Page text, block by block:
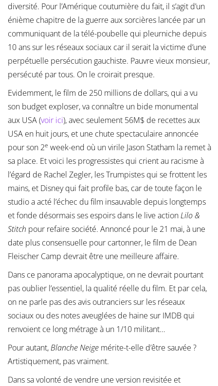
diversité. Pour l’Amérique coutumière du fait, il s’agit d’un
énième chapitre de la guerre aux sorcières lancée par un
communiquant de la télé-poubelle qui pleurniche depuis
10 ans sur les réseaux sociaux car il serait la victime d’une
perpétuelle persécution gauchiste. Pauvre vieux monsieur,
persécuté par tous. On le croirait presque.
Evidemment, le film de 250 millions de dollars, qui a vu
son budget exploser, va connaître un bide monumental
aux USA (voir ici), avec seulement 56M$ de recettes aux
USA en huit jours, et une chute spectaculaire annoncée
pour son 2e week-end où un virile Jason Statham la remet à
sa place. Et voici les progressistes qui crient au racisme à
l’égard de Rachel Zegler, les Trumpistes qui se frottent les
mains, et Disney qui fait profile bas, car de toute façon le
studio a acté l’échec du film insauvable depuis longtemps
et fonde désormais ses espoirs dans le live actionLilo &
Stitch pour refaire société. Annoncé pour le 21 mai, à une
date plus consensuelle pour cartonner, le film de Dean
Fleischer Camp devrait être une meilleure affaire.
Dans ce panorama apocalyptique, on ne devrait pourtant
pas oublier l’essentiel, la qualité réelle du film. Et par cela,
on ne parle pas des avis outranciers sur les réseaux
sociaux ou des notes aveuglées de haine sur IMDB qui
renvoient ce long métrage à un 1/10 militant…
Pour autant,Blanche Neigemérite-t-elle d’être sauvée ?
Artistiquement, pas vraiment.
Dans sa volonté de vendre une version revisitée et